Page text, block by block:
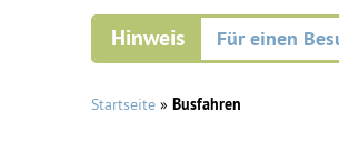
Für einen
Startseite » Busfahren